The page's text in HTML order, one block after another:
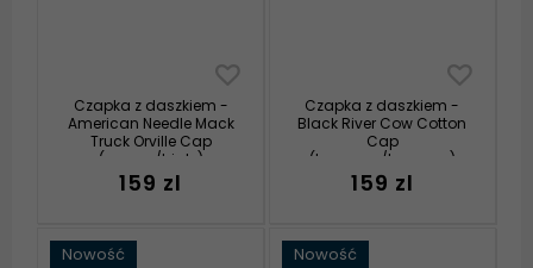
Czapka z daszkiem -
American Needle Mack
Truck Orville Cap
(czarny/biały)
159 zl
Czapka z daszkiem -
Black River Cow Cotton
Cap
(kremowy/brązowy)
159 zl
Nowość Nowość